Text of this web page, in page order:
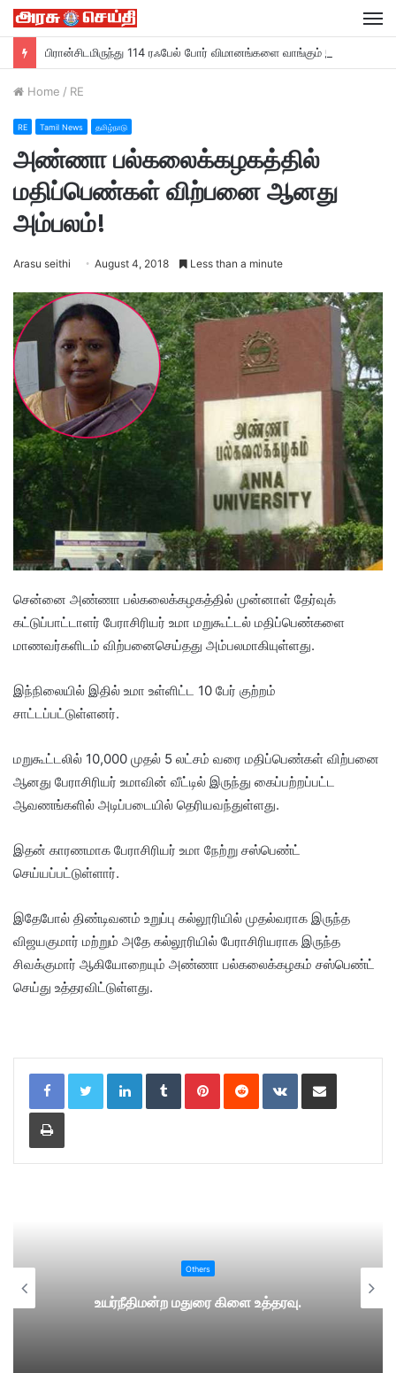
Home / RE
RE Tamil News தமிழ்நாடு
அண்ணா பல்கலைக்கழகத்தில்
மதிப்பெண்கள் விற்பனை ஆனது
அம்பலம்!
Arasu seithi August 4, 2018 Less than a minute
சென்னை அண்ணா பல்கலைக்கழகத்தில் முன்னாள் தேர்வுக்
கட்டுப்பாட்டாளர் பேராசிரியர் உமா மறுகூட்டல் மதிப்பெண்களை
மாணவர்களிடம் விற்பனைசெய்தது அம்பலமாகியுள்ளது.
இந்நிலையில் இதில் உமா உள்ளிட்ட 10 பேர் குற்றம்
சாட்டப்பட்டுள்ளனர்.
மறுகூட்டலில் 10,000 முதல் 5 லட்சம் வரை மதிப்பெண்கள் விற்பனை
ஆனது பேராசிரியர் உமாவின் வீட்டில் இருந்து கைப்பற்றப்பட்ட
ஆவணங்களில் அடிப்படையில் தெரியவந்துள்ளது.
இதன் காரணமாக பேராசிரியர் உமா நேற்று சஸ்பெண்ட்
செய்யப்பட்டுள்ளார்.
இதேபோல் திண்டிவனம் உறுப்பு கல்லூரியில் முதல்வராக இருந்த
விஜயகுமார் மற்றும் அதே கல்லூரியில் பேராசிரியராக இருந்த
சிவக்குமார் ஆகியோறையும் அண்ணா பல்கலைக்கழகம் சஸ்பெண்ட்
செய்து உத்தரவிட்டுள்ளது.
LinkedIn Tumblr Pinterest Reddit VKontakte
Print
Others
உயர்நீதிமன்ற மதுரை கிளை உத்தரவு.